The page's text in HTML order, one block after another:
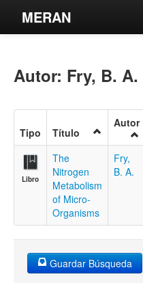
MERAN
Búsqueda Avanzada
Contacto
Iniciar sesión
Autor: Fry, B. A.
Tipo Título
Autor
Libro
The
Nitrogen
Metabolism
of Micro-
Organisms
Fry,
B. A.
Guardar Búsqueda